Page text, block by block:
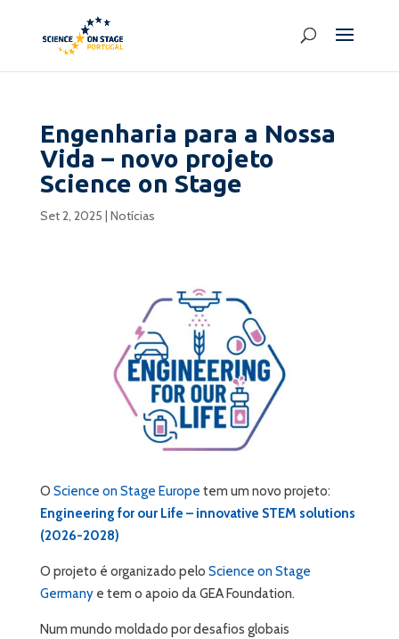
Engenharia para a Nossa
Vida – novo projeto
Science on Stage
Set 2, 2025 | Notícias
O Science on Stage Europe tem um novo projeto:
Engineering for our Life – innovative STEM solutions
(2026-2028)
O projeto é organizado pelo Science on Stage
Germanye tem o apoio da GEA Foundation.
Num mundo moldado por desafios globais